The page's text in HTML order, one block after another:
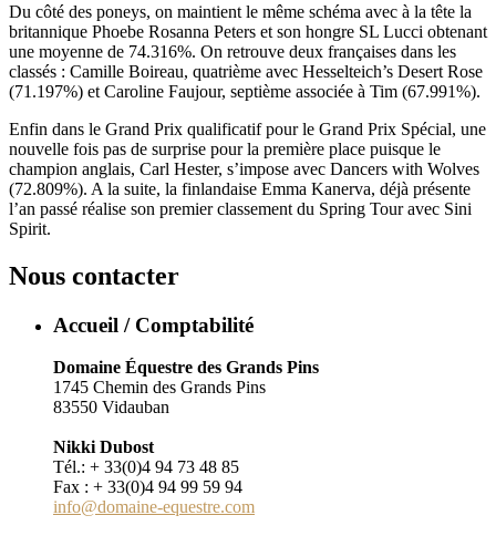
Du côté des poneys, on maintient le même schéma avec à la tête la
britannique Phoebe Rosanna Peters et son hongre SL Lucci obtenant
une moyenne de 74.316%. On retrouve deux françaises dans les
classés : Camille Boireau, quatrième avec Hesselteich’s Desert Rose
(71.197%) et Caroline Faujour, septième associée à Tim (67.991%).
Enfin dans le Grand Prix qualificatif pour le Grand Prix Spécial, une
nouvelle fois pas de surprise pour la première place puisque le
champion anglais, Carl Hester, s’impose avec Dancers with Wolves
(72.809%). A la suite, la finlandaise Emma Kanerva, déjà présente
l’an passé réalise son premier classement du Spring Tour avec Sini
Spirit.
Nous contacter
Accueil / Comptabilité
Domaine Équestre des Grands Pins
1745 Chemin des Grands Pins
83550 Vidauban
Nikki Dubost
Tél.: + 33(0)4 94 73 48 85
Fax : + 33(0)4 94 99 59 94
info@domaine-equestre.com